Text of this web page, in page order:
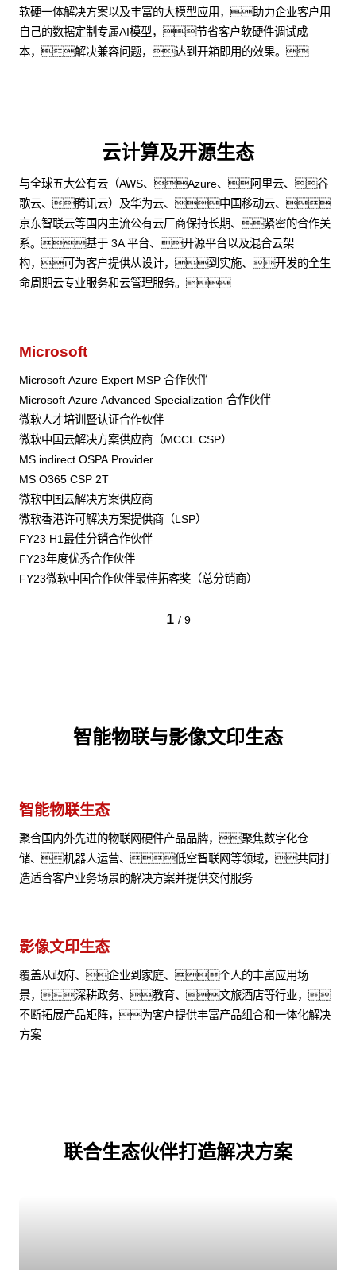
软硬一体解决方案以及丰富的大模型应用，助力企业客户用
自己的数据定制专属AI模型，节省客户软硬件调试成
本，解决兼容问题，达到开箱即用的效果。
云计算及开源生态
与全球五大公有云（AWS、Azure、阿里云、谷
歌云、腾讯云）及华为云、中国移动云、
京东智联云等国内主流公有云厂商保持长期、紧密的合作关
系。基于 3A 平台、开源平台以及混合云架
构，可为客户提供从设计，到实施、开发的全生
命周期云专业服务和云管理服务。
Microsoft
Microsoft Azure Expert MSP 合作伙伴
Microsoft Azure Advanced Specialization 合作伙伴
微软人才培训暨认证合作伙伴
微软中国云解决方案供应商（MCCL CSP）
MS indirect OSPA Provider
MS O365 CSP 2T
微软中国云解决方案供应商
微软香港许可解决方案提供商（LSP）
FY23 H1最佳分销合作伙伴
FY23年度优秀合作伙伴
FY23微软中国合作伙伴最佳拓客奖（总分销商）
1 / 9
智能物联与影像文印生态
智能物联生态
聚合国内外先进的物联网硬件产品品牌，聚焦数字化仓
储、机器人运营、低空智联网等领域，共同打
造适合客户业务场景的解决方案并提供交付服务
影像文印生态
覆盖从政府、企业到家庭、个人的丰富应用场
景，深耕政务、教育、文旅酒店等行业，
不断拓展产品矩阵，为客户提供丰富产品组合和一体化解决
方案
联合生态伙伴打造解决方案